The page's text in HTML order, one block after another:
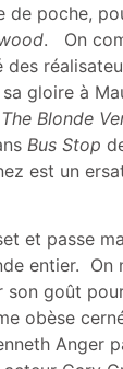
de poche,
. On
gloire à
The Blonde
Bus Stop
est un
et passe
entier. On
goût
obèse
Anger